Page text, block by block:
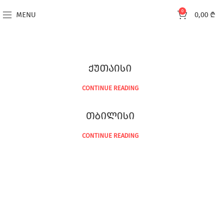
MENU 0 0,00 ₾
ქუთაისი
CONTINUE READING
თბილისი
CONTINUE READING